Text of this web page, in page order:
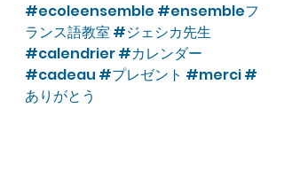
#ecoleensemble #ensembleフ
ランス語教室#ジェシカ先生
#calendrier#カレンダー
#cadeau #プレゼント #merci#
ありがとう